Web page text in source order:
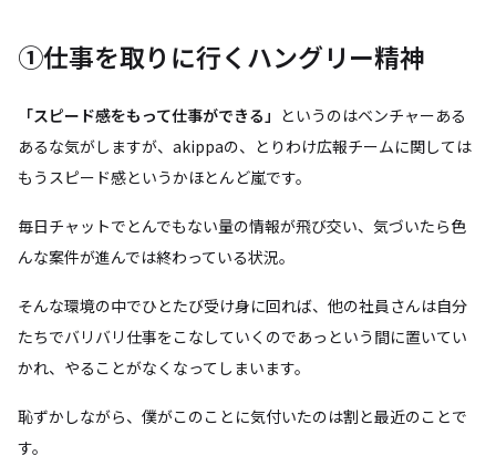
①仕事を取りに行くハングリー精神
「スピード感をもって仕事ができる」 というのはベンチャーある
あるな気がしますが、akippaの、とりわけ広報チームに関しては
もうスピード感というかほとんど嵐です。
毎日チャットでとんでもない量の情報が飛び交い、気づいたら色
んな案件が進んでは終わっている状況。
そんな環境の中でひとたび受け身に回れば、他の社員さんは自分
たちでバリバリ仕事をこなしていくのであっという間に置いてい
かれ、やることがなくなってしまいます。
恥ずかしながら、僕がこのことに気付いたのは割と最近のことで
す。